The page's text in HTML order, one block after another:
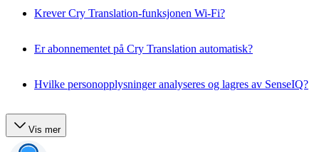
Krever Cry Translation-funksjonen Wi-Fi?
Er abonnementet på Cry Translation automatisk?
Hvilke personopplysninger analyseres og lagres av SenseIQ?
Vis mer